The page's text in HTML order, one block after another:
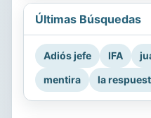
Últimas Búsquedas
Adiós jefe IFA
mentira
la